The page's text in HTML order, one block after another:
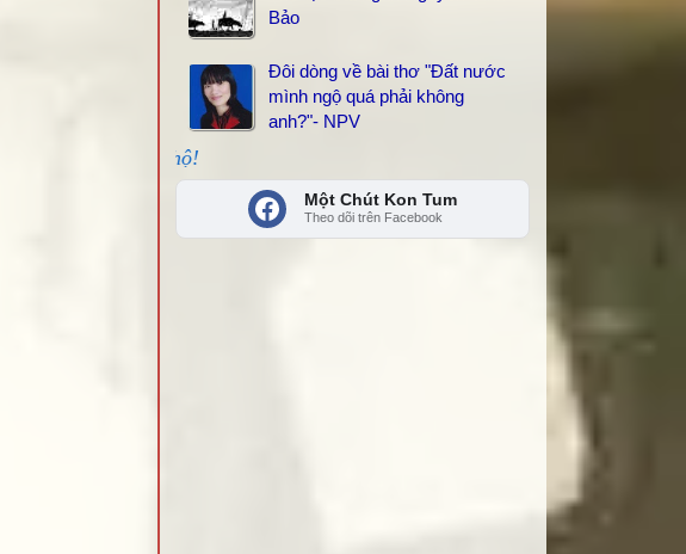
Bảo
Đôi dòng về bài thơ "Đất nước
mình ngộ quá phải không
anh?"- NPV
Một Chút Kon Tum
Theo dõi trên Facebook